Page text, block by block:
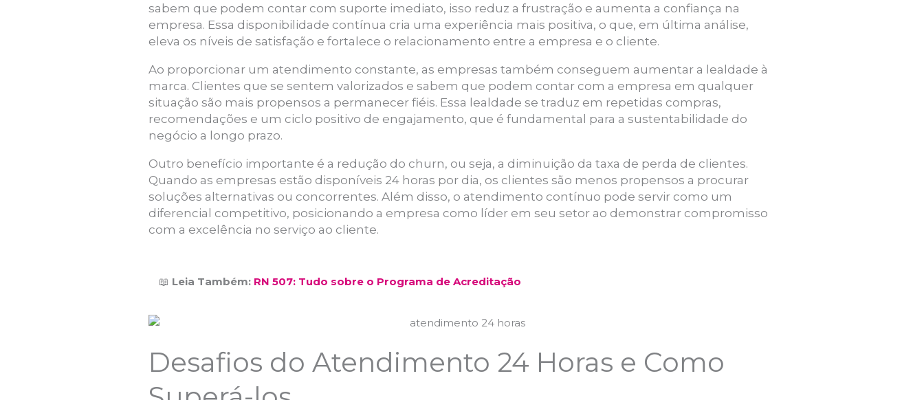
sabem que podem contar com suporte imediato, isso reduz a frustração e aumenta a confiança na
empresa. Essa disponibilidade contínua cria uma experiência mais positiva, o que, em última análise,
eleva os níveis de satisfação e fortalece o relacionamento entre a empresa e o cliente.
Ao proporcionar um atendimento constante, as empresas também conseguem aumentar a lealdade à
marca. Clientes que se sentem valorizados e sabem que podem contar com a empresa em qualquer
situação são mais propensos a permanecer fiéis. Essa lealdade se traduz em repetidas compras,
recomendações e um ciclo positivo de engajamento, que é fundamental para a sustentabilidade do
negócio a longo prazo.
Outro benefício importante é a redução do churn, ou seja, a diminuição da taxa de perda de clientes.
Quando as empresas estão disponíveis 24 horas por dia, os clientes são menos propensos a procurar
soluções alternativas ou concorrentes. Além disso, o atendimento contínuo pode servir como um
diferencial competitivo, posicionando a empresa como líder em seu setor ao demonstrar compromisso
com a excelência no serviço ao cliente.
📖 Leia Também: RN 507: Tudo sobre o Programa de Acreditação
Desafios do Atendimento 24 Horas e Como